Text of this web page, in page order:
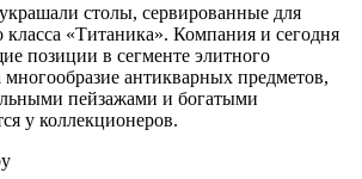
столы, сервированные для
класса «Титаника». Компания и сегодня
позиции в сегменте элитного
многообразие антикварных предметов,
пейзажами и богатыми
у коллекционеров.